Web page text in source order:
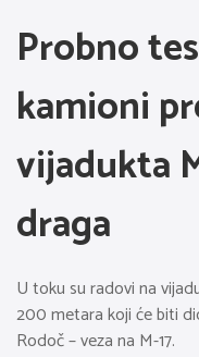
Probno
kamioni
vijadukta
draga
U toku su radovi na
200 metara koji će biti
Rodoč – veza na M-17.